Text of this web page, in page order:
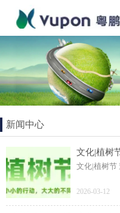
新闻中心
文化|植树
文化|植树节
2026-03-12